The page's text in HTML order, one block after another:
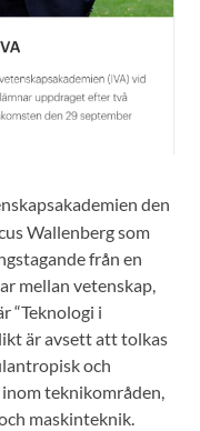
den
Wallenberg som
från en
mellan vetenskap,
“Teknologi i
är avsett att tolkas
och
teknikområden,
maskinteknik.